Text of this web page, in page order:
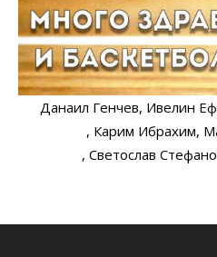
Данаил Генчев, Ивелин
, Карим Ибрахим,
, Светослав